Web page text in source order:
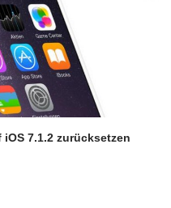
7.1.2 zurücksetzen